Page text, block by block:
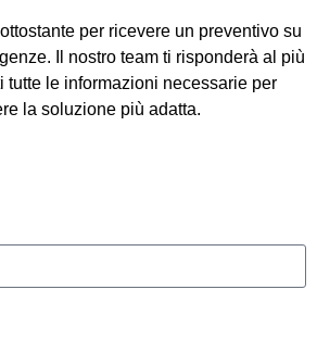
per ricevere un preventivo su
Il nostro team ti risponderà al più
tutte le informazioni necessarie per
la soluzione più adatta.